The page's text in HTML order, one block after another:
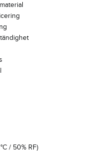
/ 50% RF)